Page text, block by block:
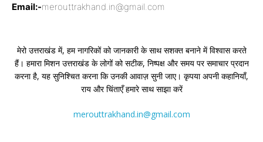
Email:-merouttrakhand.in@gmail.com
मेरो उत्तराखंड में, हम नागरिकों को जानकारी के साथ सशक्त बनाने में विश्वास करते
हैं। हमारा मिशन उत्तराखंड के लोगों को सटीक, निष्पक्ष और समय पर समाचार प्रदान
करना है, यह सुनिश्चित करना कि उनकी आवाज़ सुनी जाए। कृपया अपनी कहानियाँ,
राय और चिंताएँ हमारे साथ साझा करें
merouttrakhand.in@gmail.com